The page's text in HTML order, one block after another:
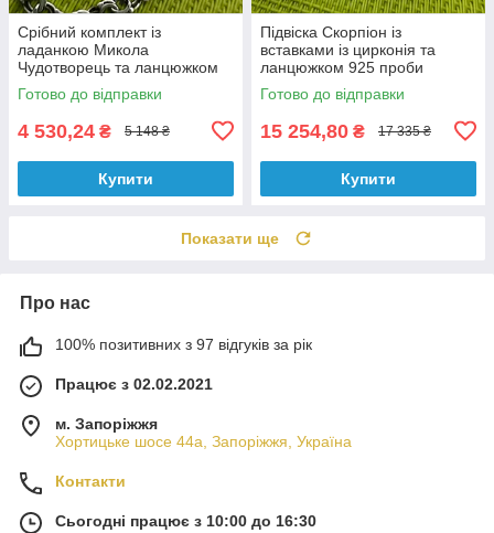
Срібний комплект із
ладанкою Микола
Чудотворець та ланцюжком
бісмарк 925 проби
Готово до відправки
4 530,24 ₴ 5 148 ₴
Купити
Підвіска Скорпіон із
вставками із цирконія та
ланцюжком 925 проби
комплект
Готово до відправки
15 254,80 ₴ 17 335 ₴
Купити
Показати ще
Про нас
100% позитивних з 97 відгуків за рік
Працює з 02.02.2021
м. Запоріжжя
Хортицьке шосе 44а, Запоріжжя, Україна
Контакти
Сьогодні працює з 10:00 до 16:30